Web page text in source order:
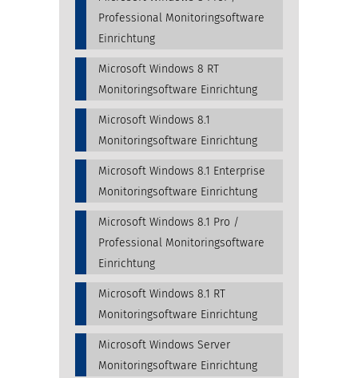
Professional Monitoringsoftware
Einrichtung
Microsoft Windows 8 RT
Monitoringsoftware Einrichtung
Microsoft Windows 8.1
Monitoringsoftware Einrichtung
Microsoft Windows 8.1 Enterprise
Monitoringsoftware Einrichtung
Microsoft Windows 8.1 Pro /
Professional Monitoringsoftware
Einrichtung
Microsoft Windows 8.1 RT
Monitoringsoftware Einrichtung
Microsoft Windows Server
Monitoringsoftware Einrichtung